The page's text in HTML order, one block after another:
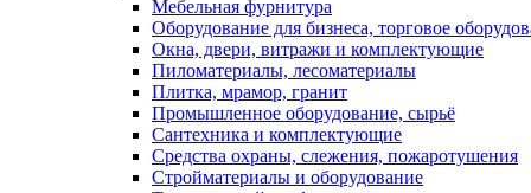
Мебельная фурнитура
Оборудование для бизнеса, торговое
Окна, двери, витражи и комплектующие
Пиломатериалы, лесоматериалы
Плитка, мрамор, гранит
Промышленное оборудование, сырьё
Сантехника и комплектующие
Средства охраны, слежения, пожаротушения
Стройматериалы и оборудование